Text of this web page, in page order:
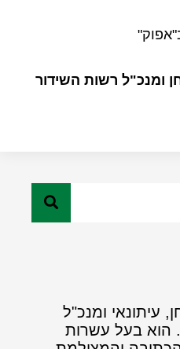
ומנכ"ל רשות השידור
עיתונאי ומנכ"ל
הוא בעל עשרות